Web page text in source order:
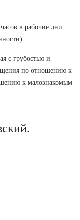
в рабочие дни
с грубостью и
по отношению к
к малознакомым